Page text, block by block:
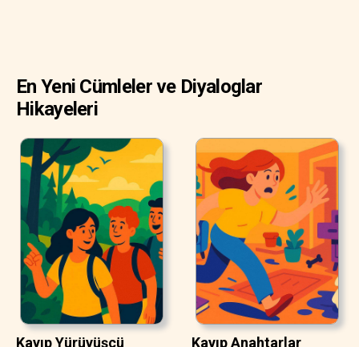
En Yeni Cümleler ve Diyaloglar
Hikayeleri
Kayıp Yürüyüşçü Kayıp Anahtarlar